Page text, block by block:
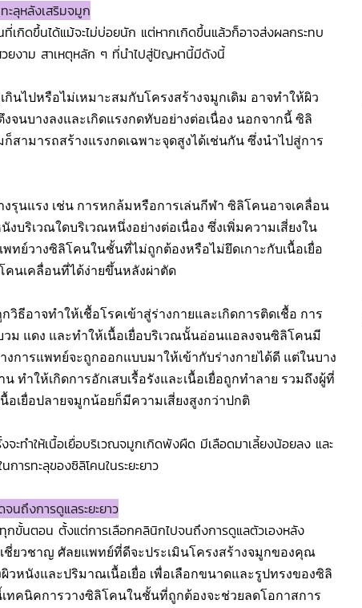
ะลุหลังเสริมจมูก
ที่เกิดขึ้นได้แม้จะไม่บ่อยนัก แต่หากเกิดขึ้นแล้วก็อาจส่งผลกระทบ
ยงาม สาเหตุหลัก ๆ ที่นำไปสู่ปัญหานี้มีดังนี้
นไปหรือไม่เหมาะสมกับโครงสร้างจมูกเดิม อาจทำให้ผิว
จนบางลงและเกิดแรงกดทับอย่างต่อเนื่อง นอกจากนี้ ซิลิ
ามารถสร้างแรงกดเฉพาะจุดสูงได้เช่นกัน ซึ่งนำไปสู่การ
รุนแรง เช่น การหกล้มหรือการเล่นกีฬา ซิลิโคนอาจเคลื่อน
บริเวณใดบริเวณหนึ่งอย่างต่อเนื่อง ซึ่งเพิ่มความเสี่ยงใน
ทย์วางซิลิโคนในชั้นที่ไม่ถูกต้องหรือไม่ยึดเกาะกับเนื้อเยื่อ
คนเคลื่อนที่ได้ง่ายขึ้นหลังผ่าตัด
ธีอาจทำให้เชื้อโรคเข้าสู่ร่างกายและเกิดการติดเชื้อ การ
วม แดง และทำให้เนื้อเยื่อบริเวณนั้นอ่อนแอลงจนซิลิโคนมี
การแพทย์จะถูกออกแบบมาให้เข้ากับร่างกายได้ดี แต่ในบาง
ทำให้เกิดการอักเสบเรื้อรังและเนื้อเยื่อถูกทำลาย รวมถึงผู้ที่
อเยื่อปลายจมูกน้อยก็มีความเสี่ยงสูงกว่าปกติ
ะทำให้เนื้อเยื่อบริเวณจมูกเกิดพังผืด มีเลือดมาเลี้ยงน้อยลง และ
ารทะลุของซิลิโคนในระยะยาว
นถึงการดูแลระยะยาว
กขั้นตอน ตั้งแต่การเลือกคลินิกไปจนถึงการดูแลตัวเองหลัง
ชี่ยวชาญ ศัลยแพทย์ที่ดีจะประเมินโครงสร้างจมูกของคุณ
วหนังและปริมาณเนื้อเยื่อ เพื่อเลือกขนาดและรูปทรงของซิลิ
ทคนิคการวางซิลิโคนในชั้นที่ถูกต้องจะช่วยลดโอกาสการ